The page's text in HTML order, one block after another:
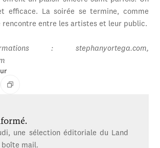
efficace. La soirée se termine, comme
rencontre entre les artistes et leur public.
: stephanyortega.com,
une sélection éditoriale du Land
mail.